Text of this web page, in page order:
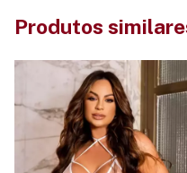
Produtos